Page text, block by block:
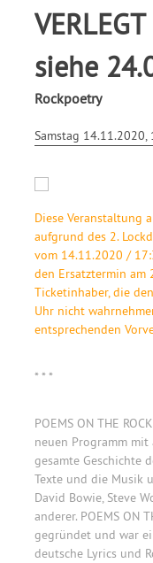
siehe
Rockpoetry
Samstag 14.11.2020,
Diese Veranstaltung
aufgrund des 2.
vom 14.11.2020 /
den Ersatztermin
Ticketinhaber, die
Uhr nicht
entsprechenden
* * *
POEMS ON THE
neuen Programm
gesamte Geschichte
Texte und die Musik
David Bowie, Steve
anderer. POEMS ON
gegründet und war
deutsche Lyrics und